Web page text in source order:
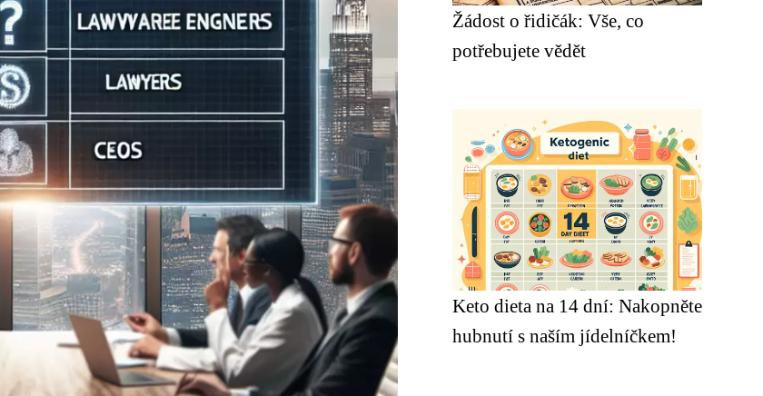
Žádost o řidičák: Vše, co
potřebujete vědět
Keto dieta na 14 dní: Nakopněte
hubnutí s naším jídelníčkem!